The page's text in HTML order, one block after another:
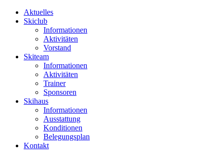
Aktuelles
Skiclub
Informationen
Aktivitäten
Vorstand
Skiteam
Informationen
Aktivitäten
Trainer
Sponsoren
Skihaus
Informationen
Ausstattung
Konditionen
Belegungsplan
Kontakt